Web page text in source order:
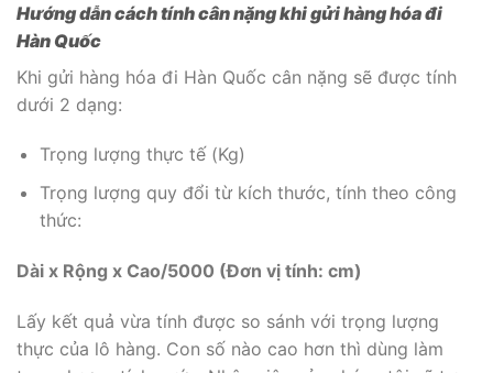
Hướng dẫn cách tính cân nặng khi gửi hàng hóa đi
Hàn Quốc
Khi gửi hàng hóa đi Hàn Quốc cân nặng sẽ được tính
dưới 2 dạng:
Trọng lượng thực tế (Kg)
Trọng lượng quy đổi từ kích thước, tính theo công
thức:
Dài x Rộng x Cao/5000 (Đơn vị tính: cm)
Lấy kết quả vừa tính được so sánh với trọng lượng
thực của lô hàng. Con số nào cao hơn thì dùng làm